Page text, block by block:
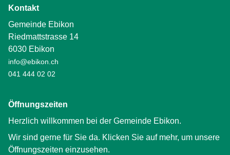
Kontakt
Gemeinde Ebikon
Riedmattstrasse 14
6030 Ebikon
info@ebikon.ch
041 444 02 02
Öffnungszeiten
Herzlich willkommen bei der Gemeinde Ebikon.
Wir sind gerne für Sie da. Klicken Sie auf mehr, um unsere
Öffnungszeiten einzusehen.